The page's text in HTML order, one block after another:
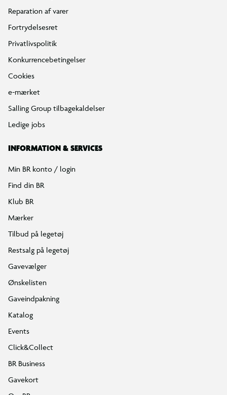
Reparation af varer
Fortrydelsesret
Privatlivspolitik
Konkurrencebetingelser
Cookies
e-mærket
Salling Group tilbagekaldelser
Ledige jobs
INFORMATION & SERVICES
Min BR konto / login
Find din BR
Klub BR
Mærker
Tilbud på legetøj
Restsalg på legetøj
Gavevælger
Ønskelisten
Gaveindpakning
Katalog
Events
Click&Collect
BR Business
Gavekort